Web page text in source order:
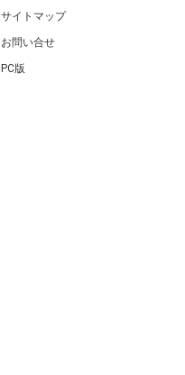
サイトマップ
お問い合せ
PC版